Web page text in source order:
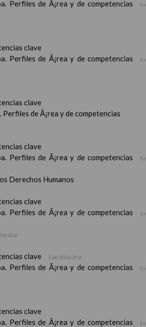
Perfiles de Ã¡rea y de competencias
En
clave
Perfiles de Ã¡rea y de competencias
En
clave
de Ã¡rea y de competencias
clave
Perfiles de Ã¡rea y de competencias
En
Derechos Humanos
clave
Perfiles de Ã¡rea y de competencias
En
06/2016
clave Elab/10/06/2016
Perfiles de Ã¡rea y de competencias
En
clave
Perfiles de Ã¡rea y de competencias
En